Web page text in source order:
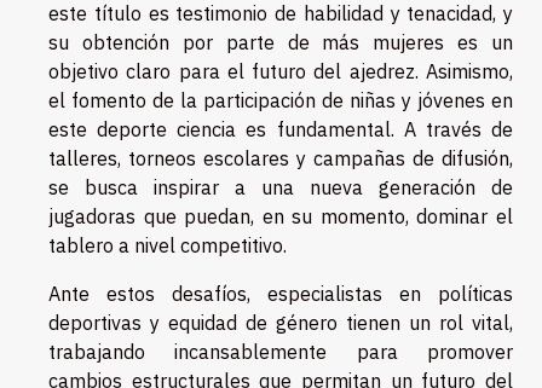
este título es testimonio de habilidad y tenacidad, y
su obtención por parte de más mujeres es un
objetivo claro para el futuro del ajedrez. Asimismo,
el fomento de la participación de niñas y jóvenes en
este deporte ciencia es fundamental. A través de
talleres, torneos escolares y campañas de difusión,
se busca inspirar a una nueva generación de
jugadoras que puedan, en su momento, dominar el
tablero a nivel competitivo.
Ante estos desafíos, especialistas en políticas
deportivas y equidad de género tienen un rol vital,
trabajando incansablemente para promover
cambios estructurales que permitan un futuro del